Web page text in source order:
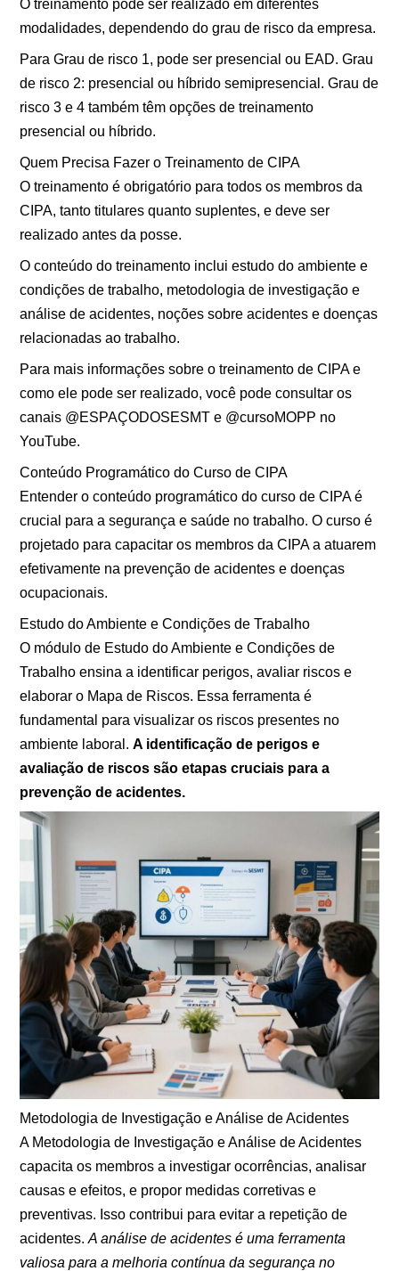
O treinamento pode ser realizado em diferentes
modalidades, dependendo do grau de risco da empresa.
Para Grau de risco 1, pode ser presencial ou EAD. Grau
de risco 2: presencial ou híbrido semipresencial. Grau de
risco 3 e 4 também têm opções de treinamento
presencial ou híbrido.
Quem Precisa Fazer o Treinamento de CIPA
O treinamento é obrigatório para todos os membros da
CIPA, tanto titulares quanto suplentes, e deve ser
realizado antes da posse.
O conteúdo do treinamento inclui estudo do ambiente e
condições de trabalho, metodologia de investigação e
análise de acidentes, noções sobre acidentes e doenças
relacionadas ao trabalho.
Para mais informações sobre o treinamento de CIPA e
como ele pode ser realizado, você pode consultar os
canais @ESPAÇODOSESMT e @cursoMOPP no
YouTube.
Conteúdo Programático do Curso de CIPA
Entender o conteúdo programático do curso de CIPA é
crucial para a segurança e saúde no trabalho. O curso é
projetado para capacitar os membros da CIPA a atuarem
efetivamente na prevenção de acidentes e doenças
ocupacionais.
Estudo do Ambiente e Condições de Trabalho
O módulo de Estudo do Ambiente e Condições de
Trabalho ensina a identificar perigos, avaliar riscos e
elaborar o Mapa de Riscos. Essa ferramenta é
fundamental para visualizar os riscos presentes no
ambiente laboral.A identificação de perigos e
avaliação de riscos são etapas cruciais para a
prevenção de acidentes.
Metodologia de Investigação e Análise de Acidentes
A Metodologia de Investigação e Análise de Acidentes
capacita os membros a investigar ocorrências, analisar
causas e efeitos, e propor medidas corretivas e
preventivas. Isso contribui para evitar a repetição de
acidentes.A análise de acidentes é uma ferramenta
valiosa para a melhoria contínua da segurança no